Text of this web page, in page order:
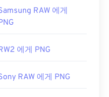
RAW 에게
에게 PNG
RAW 에게 PNG